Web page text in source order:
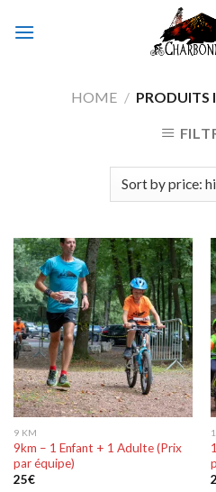
HOME / PRODUITS
9 KM
9km – 1 Enfant + 1 Adulte (Prix
par équipe)
25€